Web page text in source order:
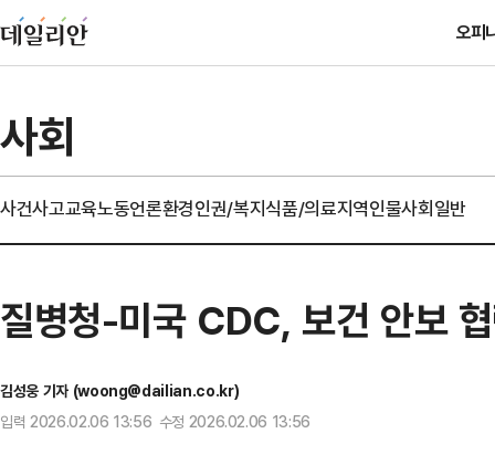
오피
사회
사건사고교육노동언론환경인권/복지식품/의료지역인물사회일반
질병청-미국 CDC, 보건 안보
김성웅 기자 (woong@dailian.co.kr)
입력 2026.02.06 13:56 수정 2026.02.06 13:56